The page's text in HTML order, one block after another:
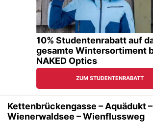
Kettenbrückengasse – Aquädukt –
Wienerwaldsee – Wienflussweg